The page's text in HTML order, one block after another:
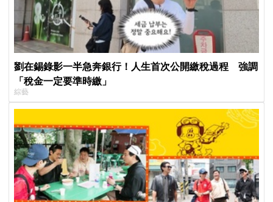
劉在錫錄影一半急奔銀行！人生首次公開繳稅過程 強調
「稅金一定要準時繳」
綜藝